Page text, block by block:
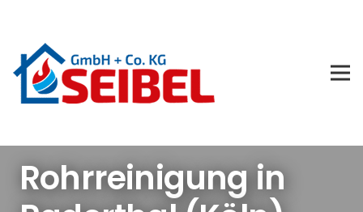
Rohrreinigung in